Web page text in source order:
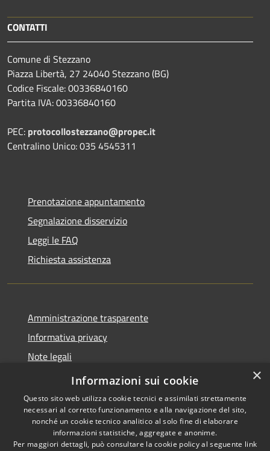
CONTATTI
Comune di Stezzano
Piazza Libertà, 27 24040 Stezzano (BG)
Codice Fiscale: 00336840160
Partita IVA: 00336840160
PEC: protocollostezzano@propec.it
Centralino Unico: 035 4545311
Prenotazione appuntamento
Segnalazione disservizio
Leggi le FAQ
Richiesta assistenza
Amministrazione trasparente
Informativa privacy
Note legali
Dichiarazione di accessibilità
Copyright © 2026 • Comune di
×
Informazioni sui cookie
Questo sito web utilizza cookie tecnici e assimilati strettamente
necessari al corretto funzionamento e alla navigazione del sito,
nonché un cookie tecnico analitico al solo fine di elaborare
informazioni statistiche, aggregate e anonime.
Per maggiori dettagli, può consultare la cookie policy al seguente link